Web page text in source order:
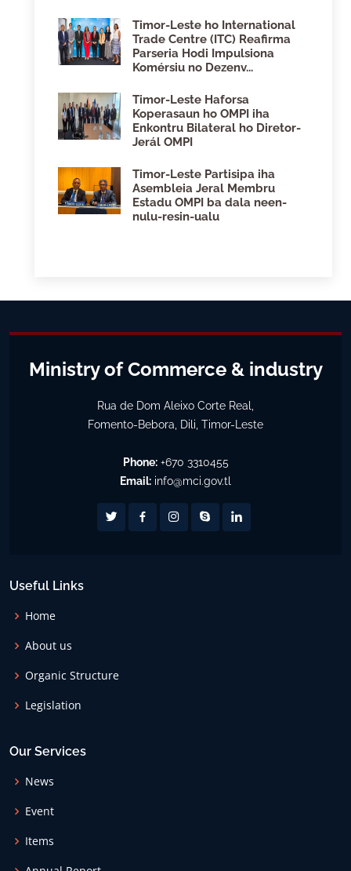
Timor-Leste ho International
Trade Centre (ITC) Reafirma
Parseria Hodi Impulsiona
Komérsiu no Dezenv...
Timor-Leste Haforsa
Koperasaun ho OMPI iha
Enkontru Bilateral ho Diretor-
Jerál OMPI
Timor-Leste Partisipa iha
Asembleia Jeral Membru
Estadu OMPI ba dala neen-
nulu-resin-ualu
Ministry of Commerce & industry
Rua de Dom Aleixo Corte Real,
Fomento-Bebora, Dili, Timor-Leste
Phone:+670 3310455
Email: info@mci.gov.tl
Useful Links
Home
About us
Organic Structure
Legislation
Our Services
News
Event
Items